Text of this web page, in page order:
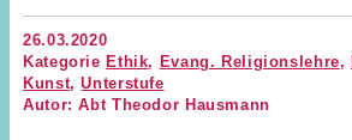
26.03.2020
Kategorie Ethik, Evang. Religionslehre,
Kunst,Unterstufe
Autor: Abt Theodor Hausmann